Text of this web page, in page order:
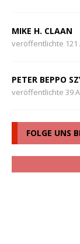
MIKE H. CLAAN
veröffentlichte 121
PETER BEPPO
veröffentlichte 39
FOLGE UNS